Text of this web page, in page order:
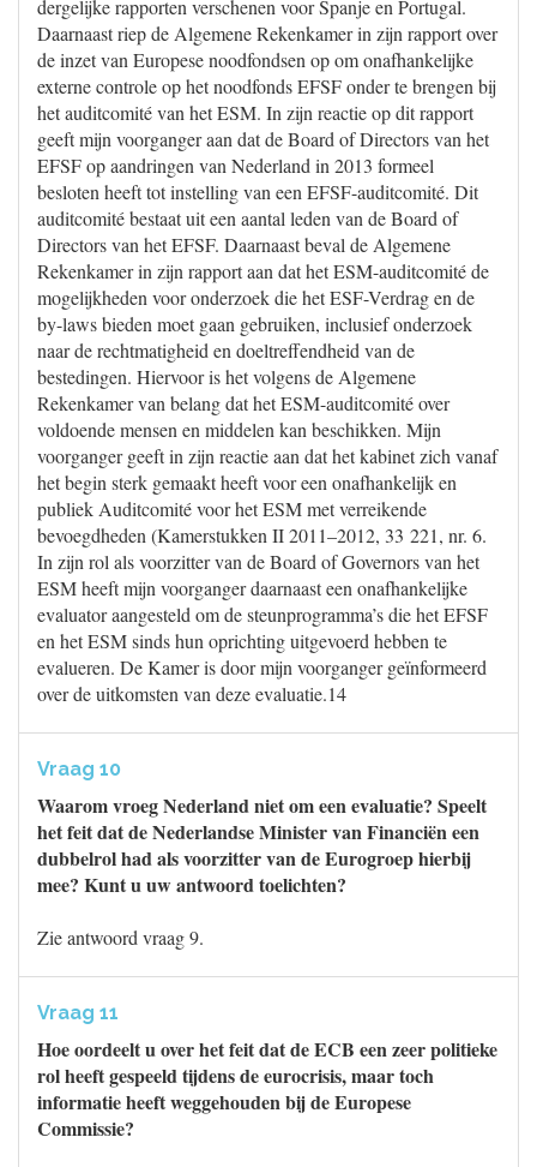
dergelijke rapporten verschenen voor Spanje en Portugal.
Daarnaast riep de Algemene Rekenkamer in zijn rapport over
de inzet van Europese noodfondsen op om onafhankelijke
externe controle op het noodfonds EFSF onder te brengen bij
het auditcomité van het ESM. In zijn reactie op dit rapport
geeft mijn voorganger aan dat de Board of Directors van het
EFSF op aandringen van Nederland in 2013 formeel
besloten heeft tot instelling van een EFSF-auditcomité. Dit
auditcomité bestaat uit een aantal leden van de Board of
Directors van het EFSF. Daarnaast beval de Algemene
Rekenkamer in zijn rapport aan dat het ESM-auditcomité de
mogelijkheden voor onderzoek die het ESF-Verdrag en de
by-laws bieden moet gaan gebruiken, inclusief onderzoek
naar de rechtmatigheid en doeltreffendheid van de
bestedingen. Hiervoor is het volgens de Algemene
Rekenkamer van belang dat het ESM-auditcomité over
voldoende mensen en middelen kan beschikken. Mijn
voorganger geeft in zijn reactie aan dat het kabinet zich vanaf
het begin sterk gemaakt heeft voor een onafhankelijk en
publiek Auditcomité voor het ESM met verreikende
bevoegdheden (Kamerstukken II 2011–2012, 33 221, nr. 6.
In zijn rol als voorzitter van de Board of Governors van het
ESM heeft mijn voorganger daarnaast een onafhankelijke
evaluator aangesteld om de steunprogramma’s die het EFSF
en het ESM sinds hun oprichting uitgevoerd hebben te
evalueren. De Kamer is door mijn voorganger geïnformeerd
over de uitkomsten van deze evaluatie.14
Vraag 10
Waarom vroeg Nederland niet om een evaluatie? Speelt
het feit dat de Nederlandse Minister van Financiën een
dubbelrol had als voorzitter van de Eurogroep hierbij
mee? Kunt u uw antwoord toelichten?
Zie antwoord vraag 9.
Vraag 11
Hoe oordeelt u over het feit dat de ECB een zeer politieke
rol heeft gespeeld tijdens de eurocrisis, maar toch
informatie heeft weggehouden bij de Europese
Commissie?